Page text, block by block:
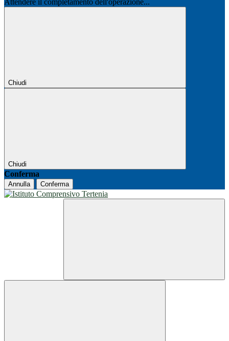
Attendere il completamento dell'operazione...
Chiudi
Chiudi
Conferma
Annulla Conferma